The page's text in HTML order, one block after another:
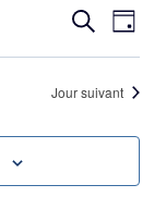
et
Recherche
de
Jour
Jour suivant